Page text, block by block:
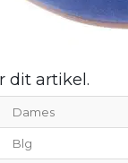
dit artikel.
Dames
Blg